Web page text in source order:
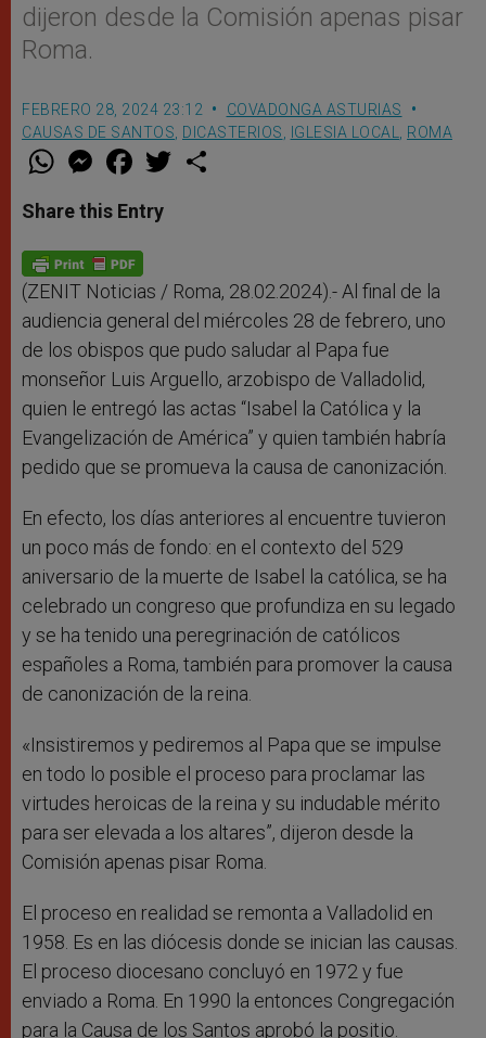
dijeron desde la Comisión apenas pisar
Roma.
FEBRERO 28, 2024 23:12
COVADONGA ASTURIAS
CAUSAS DE SANTOS
DICASTERIOS IGLESIA LOCAL ROMA
W
t
s
p
p
M
e
s
e
g
e
r
F
a
e
b
o
k
w
Share this Entry
(ZENIT Noticias / Roma, 28.02.2024).- Al final de la
audiencia general del miércoles 28 de febrero, uno
de los obispos que pudo saludar al Papa fue
monseñor Luis Arguello, arzobispo de Valladolid,
quien le entregó las actas “Isabel la Católica y la
Evangelización de América” y quien también habría
pedido que se promueva la causa de canonización.
En efecto, los días anteriores al encuentre tuvieron
un poco más de fondo: en el contexto del 529
aniversario de la muerte de Isabel la católica, se ha
celebrado un congreso que profundiza en su legado
y se ha tenido una peregrinación de católicos
españoles a Roma, también para promover la causa
de canonización de la reina.
«Insistiremos y pediremos al Papa que se impulse
en todo lo posible el proceso para proclamar las
virtudes heroicas de la reina y su indudable mérito
para ser elevada a los altares”, dijeron desde la
Comisión apenas pisar Roma.
El proceso en realidad se remonta a Valladolid en
1958. Es en las diócesis donde se inician las causas.
El proceso diocesano concluyó en 1972 y fue
enviado a Roma. En 1990 la entonces Congregación
para la Causa de los Santos aprobó la positio.